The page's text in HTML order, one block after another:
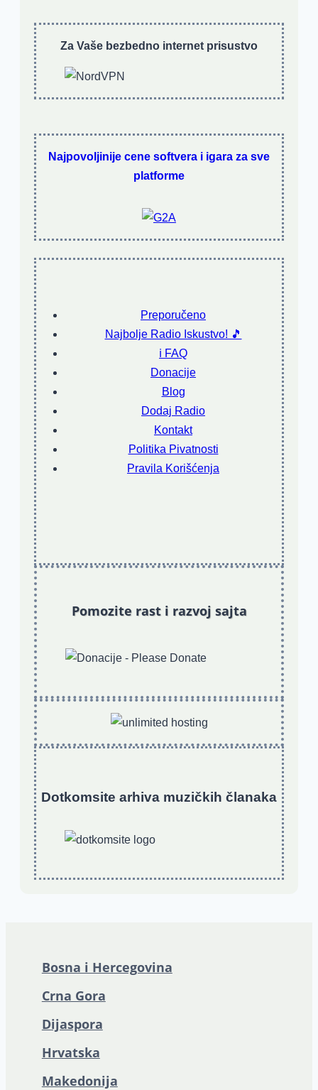
Za Vaše bezbedno internet prisustvo
Najpovoljinije cene softvera i igara za sve
platforme
Preporučeno
Najbolje Radio Iskustvo! 🎵
ℹ️ FAQ
Donacije
Blog
Dodaj Radio
Kontakt
Politika Pivatnosti
Pravila Korišćenja
Pomozite rast i razvoj sajta
Dotkomsite arhiva muzičkih članaka
Bosna i Hercegovina
Crna Gora
Dijaspora
Hrvatska
Makedonija